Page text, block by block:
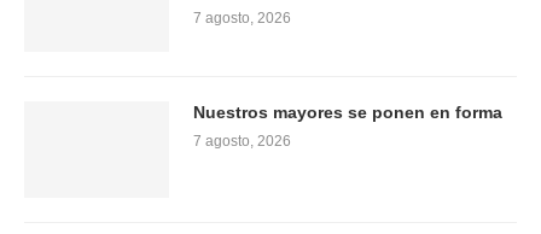
7 agosto, 2026
Nuestros mayores se ponen en forma
7 agosto, 2026